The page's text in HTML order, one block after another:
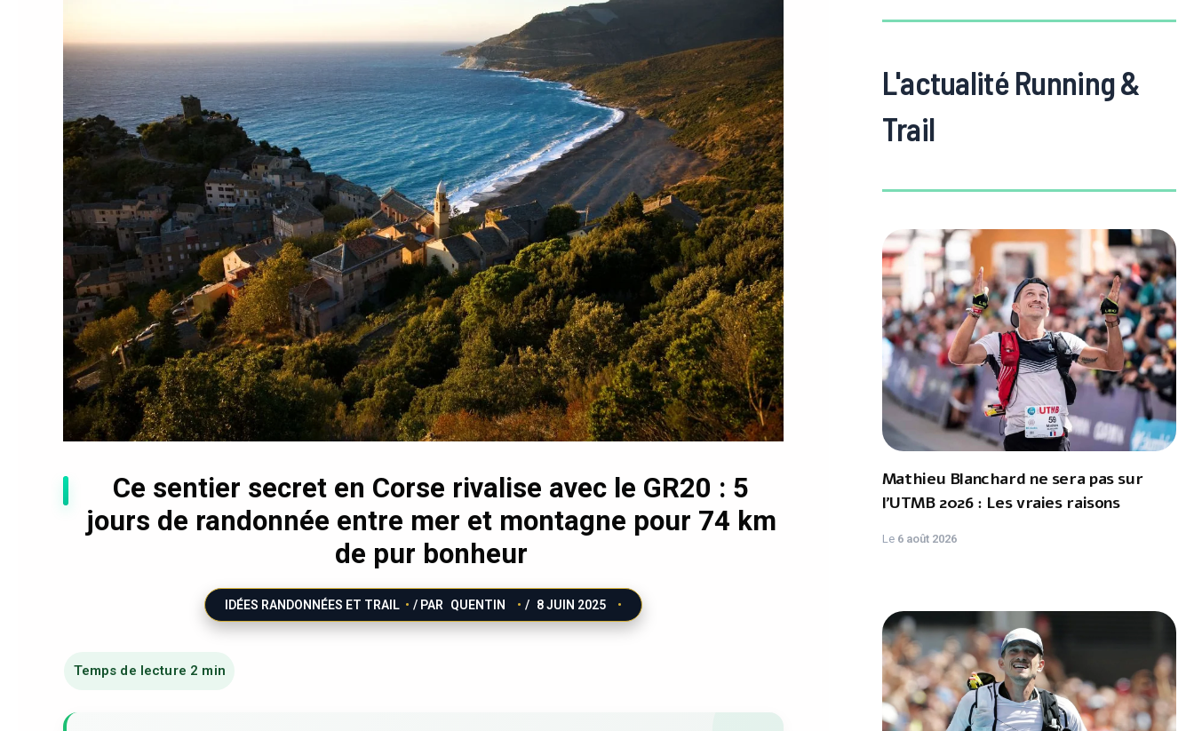
Ce sentier secret en Corse rivalise avec le GR20 : 5
jours de randonnée entre mer et montagne pour 74 km
de pur bonheur
IDÉES RANDONNÉES ET TRAIL / PAR QUENTIN / 8 JUIN 2025
L'actualité Running &
Trail
Mathieu Blanchard ne sera pas sur
l'UTMB 2026 : Les vraies raisons
Le 6 août 2026